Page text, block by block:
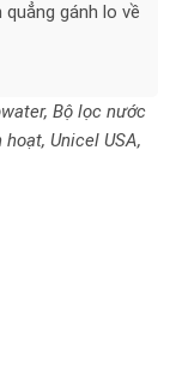
quẳng gánh lo về
Bộ lọc nước
Unicel USA,